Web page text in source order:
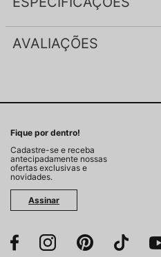
AVALIAÇÕES
Fique por dentro!
Cadastre-se e receba
antecipadamente nossas
ofertas exclusivas e
novidades.
Assinar